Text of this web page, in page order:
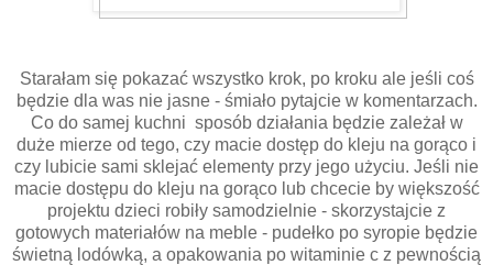
Starałam się pokazać wszystko krok, po kroku ale jeśli coś
będzie dla was nie jasne - śmiało pytajcie w komentarzach.
Co do samej kuchni sposób działania będzie zależał w
duże mierze od tego, czy macie dostęp do kleju na gorąco i
czy lubicie sami sklejać elementy przy jego użyciu. Jeśli nie
macie dostępu do kleju na gorąco lub chcecie by większość
projektu dzieci robiły samodzielnie - skorzystajcie z
gotowych materiałów na meble - pudełko po syropie będzie
świetną lodówką, a opakowania po witaminie c z pewnością